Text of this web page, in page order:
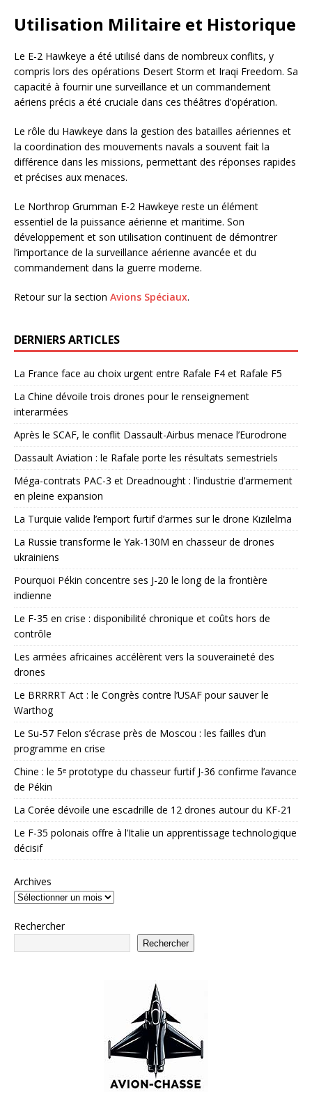
Utilisation Militaire et Historique
Le E-2 Hawkeye a été utilisé dans de nombreux conflits, y
compris lors des opérations Desert Storm et Iraqi Freedom. Sa
capacité à fournir une surveillance et un commandement
aériens précis a été cruciale dans ces théâtres d’opération.
Le rôle du Hawkeye dans la gestion des batailles aériennes et
la coordination des mouvements navals a souvent fait la
différence dans les missions, permettant des réponses rapides
et précises aux menaces.
Le Northrop Grumman E-2 Hawkeye reste un élément
essentiel de la puissance aérienne et maritime. Son
développement et son utilisation continuent de démontrer
l’importance de la surveillance aérienne avancée et du
commandement dans la guerre moderne.
Retour sur la section Avions Spéciaux.
DERNIERS ARTICLES
La France face au choix urgent entre Rafale F4 et Rafale F5
La Chine dévoile trois drones pour le renseignement
interarmées
Après le SCAF, le conflit Dassault-Airbus menace l’Eurodrone
Dassault Aviation : le Rafale porte les résultats semestriels
Méga-contrats PAC-3 et Dreadnought : l’industrie d’armement
en pleine expansion
La Turquie valide l’emport furtif d’armes sur le drone Kızılelma
La Russie transforme le Yak-130M en chasseur de drones
ukrainiens
Pourquoi Pékin concentre ses J-20 le long de la frontière
indienne
Le F-35 en crise : disponibilité chronique et coûts hors de
contrôle
Les armées africaines accélèrent vers la souveraineté des
drones
Le BRRRRT Act : le Congrès contre l’USAF pour sauver le
Warthog
Le Su-57 Felon s’écrase près de Moscou : les failles d’un
programme en crise
Chine : le 5ᵉ prototype du chasseur furtif J-36 confirme l’avance
de Pékin
La Corée dévoile une escadrille de 12 drones autour du KF-21
Le F-35 polonais offre à l’Italie un apprentissage technologique
décisif
Archives
Rechercher
Rechercher